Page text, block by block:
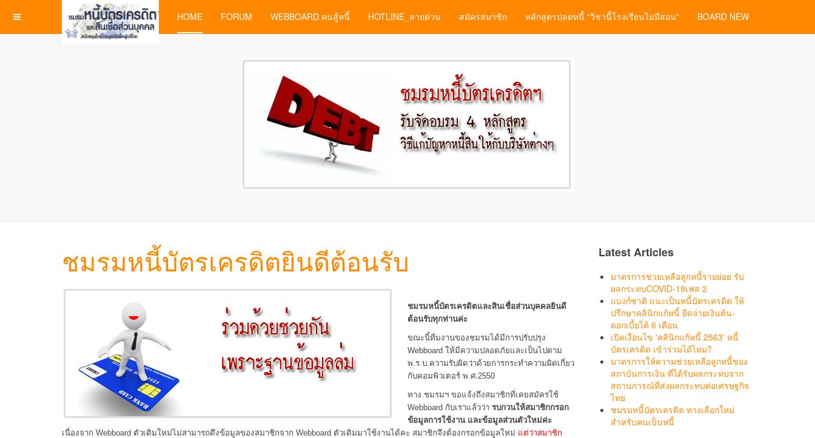
HOME FORUM WEBBOARD คนสู้หนี้ HOTLINE_สายด่วน สมัครสมาชิก หลักสูตรปลดหนี้ “วิชานี้โรงเรียนไม่มีสอน" BOARD NEW
ชมรมหนี้บัตรเครดิตยินดีต้อนรับ
ชมรมหนี้บัตรเครดิตและสินเชื่อส่วนบุคคลยินดี
ต้อนรับทุกท่านค่ะ
ขณะนี้ทีมงานของชมรมได้มีการปรับปรุง
Webboard ให้มีความปลอดภัยและเป็นไปตาม
พ.ร.บ.ความรับผิดว่าด้วยการกระทำความผิดเกี่ยว
กับคอมพิวเตอร์ พ.ศ.2550
ทาง ชมรมฯ ขอแจ้งถึงสมาชิกที่เคยสมัครใช้
Webboard กับเราแล้วว่า รบกวนให้สมาชิกกรอก
ข้อมูลการใช้งาน และข้อมูลส่วนตัวใหม่ค่ะ
เนื่องจาก Webboard ตัวเดิมใหม่ไม่สามารถดึงข้อมูลของสมาชิกจาก Webboard ตัวเดิมมาใช้งานได้คะ สมาชิกจึงต้องกรอกข้อมูลใหม่ แต่ว่าสมาชิก
Latest Articles
มาตรการช่วยเหลือลูกหนี้รายย่อย รับ
ผลกระทบCOVID-19เฟส 2
แบงก์ชาติ แนะเป็นหนี้บัตรเครดิต ให้
ปรึกษาคลินิกแก้หนี้ ยืดจ่ายเงินต้น-
ดอกเบี้ยได้ 6 เดือน
เปิดเงื่อนไข 'คลินิกแก้หนี้ 2563' หนี้
บัตรเครดิต เข้าร่วมได้ไหม?
มาตรการให้ความช่วยเหลือลูกหนี้ของ
สถาบันการเงิน ที่ได้รับผลกระทบจาก
สถานการณ์ที่ส่งผลกระทบต่อเศรษฐกิจ
ไทย
ชมรมหนี้บัตรเครดิต ทางเลือกใหม่
สำหรับคนเป็นหนี้